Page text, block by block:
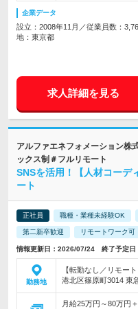
企業データ
設立：2008年11月／従業員数：
地：東京都
求人詳細を見る
アルファエネフォメーション
ックス制＃フルリモート
SNSを活用！【人材コーデ
ート
正社員 職種・業種未経験OK
第二新卒歓迎 リモートワーク可
情報更新日：2026/07/24 終了予定日
勤務地
【転勤なし／リモー
港北区篠原町3014 東
月給25万円～80万円